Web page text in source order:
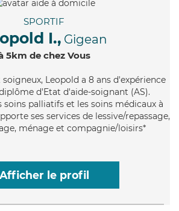
SPORTIF
I., Gigean
5km de chez Vous
Leopold a 8 ans d'expérience
d'Etat d'aide-soignant (AS).
soins palliatifs et les soins médicaux à
ses services de lessive/repassage,
ménage et compagnie/loisirs*
Afficher le profil